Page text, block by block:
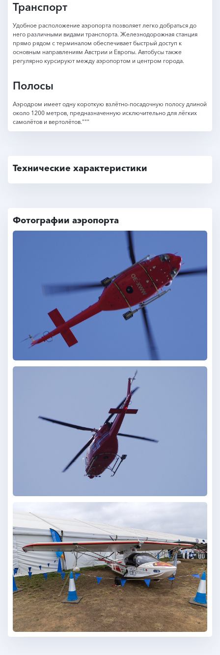
Транспорт
Удобное расположение аэропорта позволяет легко добраться до
него различными видами транспорта. Железнодорожная станция
прямо рядом с терминалом обеспечивает быстрый доступ к
основным направлениям Австрии и Европы. Автобусы также
регулярно курсируют между аэропортом и центром города.
Полосы
Аэродром имеет одну короткую взлётно-посадочную полосу длиной
около 1200 метров, предназначенную исключительно для лёгких
самолётов и вертолётов."""
Технические характеристики
Фотографии аэропорта